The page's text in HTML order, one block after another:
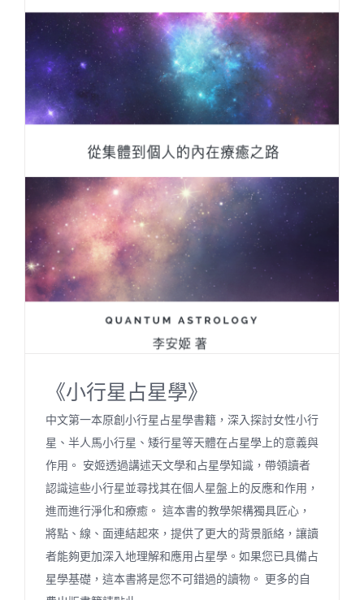
《小行星占星學》
中文第一本原創小行星占星學書籍，深入探討女性小行
星、半人馬小行星、矮行星等天體在占星學上的意義與
作用。 安姬透過講述天文學和占星學知識，帶領讀者
認識這些小行星並尋找其在個人星盤上的反應和作用，
進而進行淨化和療癒。 這本書的教學架構獨具匠心，
將點、線、面連結起來，提供了更大的背景脈絡，讓讀
者能夠更加深入地理解和應用占星學。如果您已具備占
星學基礎，這本書將是您不可錯過的讀物。 更多的自